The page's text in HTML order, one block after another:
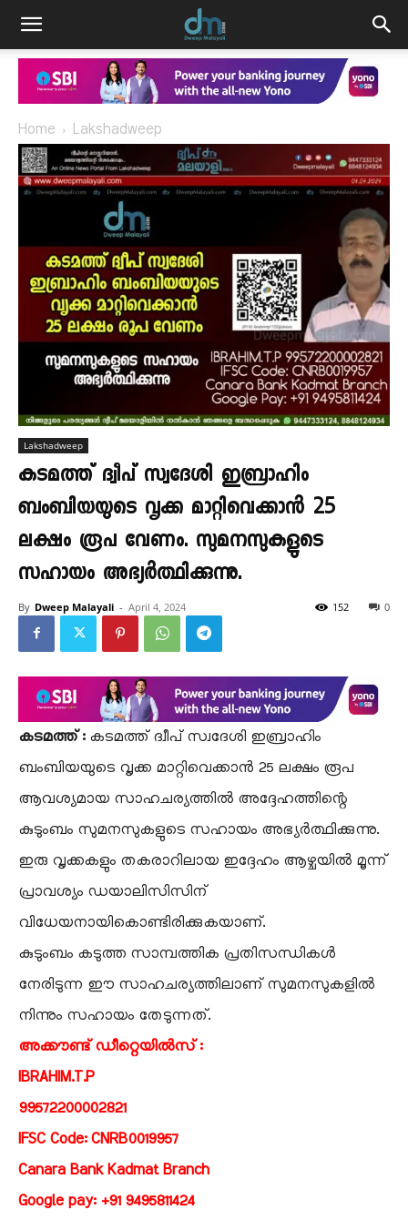
Home Lakshadweep
Lakshadweep
കടമത്ത് ദ്വീപ് സ്വദേശി ഇബ്രാഹിം
ബംബിയയുടെ വൃക്ക മാറ്റിവെക്കാൻ 25
ലക്ഷം രൂപ വേണം. സുമനസുകളുടെ
സഹായം അഭ്യർത്ഥിക്കുന്നു.
By Dweep Malayali - April 4, 2024 0
152
കടമത്ത് :കടമത്ത് ദ്വീപ് സ്വദേശി ഇബ്രാഹിം
ബംബിയയുടെ വൃക്ക മാറ്റിവെക്കാൻ 25 ലക്ഷം രൂപ
ആവശ്യമായ സാഹചര്യത്തിൽ അദ്ദേഹത്തിന്റെ
കുടുംബം സുമനസുകളുടെ സഹായം അഭ്യർത്ഥിക്കുന്നു.
ഇരു വൃക്കകളും തകരാറിലായ ഇദ്ദേഹം ആഴ്ചയിൽ മൂന്ന്
പ്രാവശ്യം ഡയാലിസിസിന്
വിധേയനായികൊണ്ടിരിക്കുകയാണ്.
കുടുംബം കടുത്ത സാമ്പത്തിക പ്രതിസന്ധികൾ
നേരിടുന്ന ഈ സാഹചര്യത്തിലാണ് സുമനസുകളിൽ
നിന്നും സഹായം തേടുന്നത്.
അക്കൗണ്ട് ഡീറ്റെയിൽസ് :
IBRAHIM.T.P
99572200002821
IFSC Code: CNRB0019957
Canara Bank Kadmat Branch
Google pay: +91 9495811424